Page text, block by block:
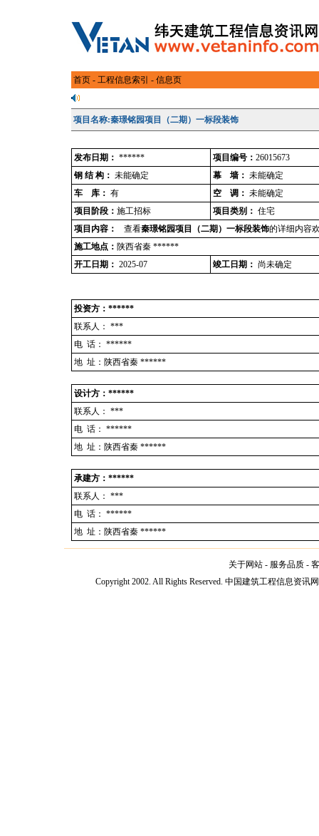
首页 - 工程信息索引 - 信息页
项目名称:秦璟铭园项目（二期）一标段装饰
发布日期： ****** 项目编号： 26015673
钢 结 构： 未能确定 幕 墙： 未能确定
车 库： 有 空 调： 未能确定
项目阶段： 施工招标 项目类别： 住宅
项目内容：
查看秦璟铭园项目（二期）一标段装饰的详细内容
施工地点： 陕西省秦 ******
开工日期： 2025-07 竣工日期： 尚未确定
投资方：******
联系人： ***
电 话： ******
地 址：陕西省秦 ******
设计方：******
联系人： ***
电 话： ******
地 址：陕西省秦 ******
承建方：******
联系人： ***
电 话： ******
地 址：陕西省秦 ******
关于网站 - 服务品质 -
Copyright 2002. All Rights Reserved. 中国建筑工程信息资讯